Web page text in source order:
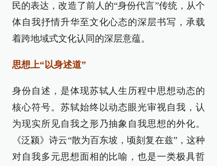
民的表达，改造了前人的“身份代言”传统，从个
体自我抒情升华至文化心态的深层书写，承载
着跨地域式文化认同的深层意蕴。
思想上“以身述道”
身份自述，是体现苏轼人生历程中思想动态的
核心符号。苏轼始终以动态眼光审视自我，认
为现实所见自我之形乃抽象自我思想的外化。
《泛颍》诗云“散为百东坡，顷刻复在兹”，这种
对自我多元思想面相的比喻，也是一类极具哲